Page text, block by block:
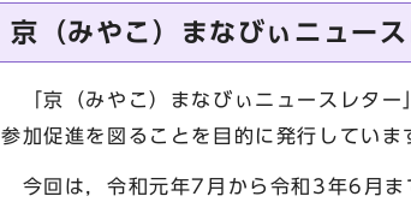
京（みやこ）まなびぃニュー
「京（みやこ）まなびぃニュースレター
参加促進を図ることを目的に発行していま
今回は，令和元年7月から令和3年6月ま